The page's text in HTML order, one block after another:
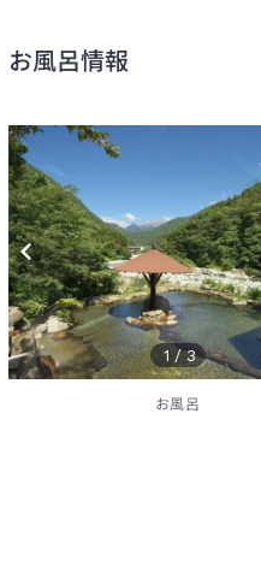
お風呂情報
1 /3
お風呂